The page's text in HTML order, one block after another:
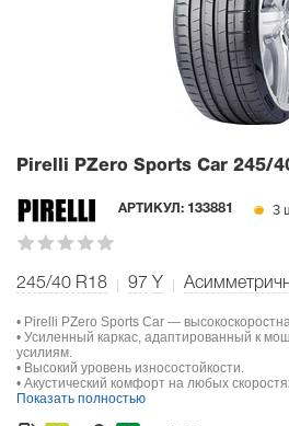
Pirelli PZero Sports Car 245/
АРТИКУЛ: 133881 3
245/40 R18 97 Y
• Pirelli PZero Sports Car —
• Усиленный каркас, адаптированный к
усилиям.
• Высокий уровень износостойкости.
• Акустический комфорт на любых
Показать полностью